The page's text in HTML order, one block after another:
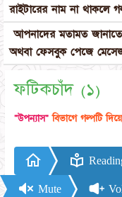
রাইটারের নাম না থাকলে
আপনাদের মতামত
অথবা ফেসবুক পেজে
ফটিকচাঁদ (১)
"উপন্যাস" বিভাগে গল্পটি
Mute